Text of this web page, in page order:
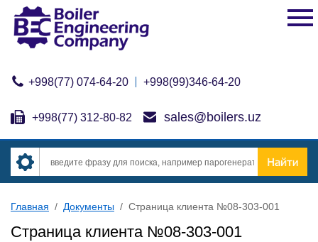
+998(77) 074-64-20 +998(99)346-64-20
+998(77) 312-80-82 sales@boilers.uz
Главная / Документы / Страница клиента №08-303-001
Страница клиента №08-303-001